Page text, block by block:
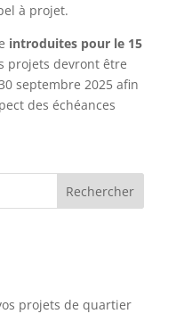
à projet.
introduites pour le 15
projets devront être
septembre 2025 afin
des échéances
Rechercher
projets de quartier